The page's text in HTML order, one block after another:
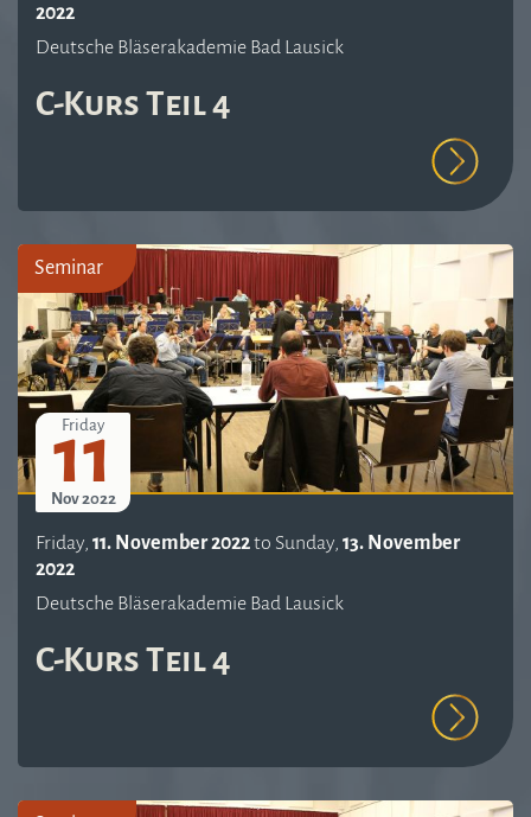
2022
Deutsche Bläserakademie Bad Lausick
C-Kurs Teil 4
Seminar
Friday
11
Nov 2022
Friday, 11. November 2022to Sunday, 13. November
2022
Deutsche Bläserakademie Bad Lausick
C-Kurs Teil 4